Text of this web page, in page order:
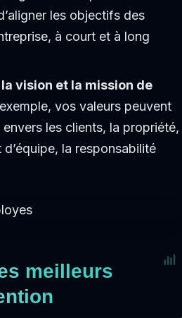
les objectifs des
à court et à long
vision et la mission de
vos valeurs peuvent
envers les clients, la propriété,
d’équipe, la responsabilité
meilleurs